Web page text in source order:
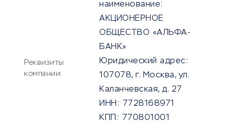
Реквизиты
компании
наименование:
АКЦИОНЕРНОЕ
ОБЩЕСТВО «АЛЬФА-
БАНК»
Юридический адрес:
107078, г. Москва, ул.
Каланчевская, д. 27
ИНН:
7728168971
КПП:
770801001